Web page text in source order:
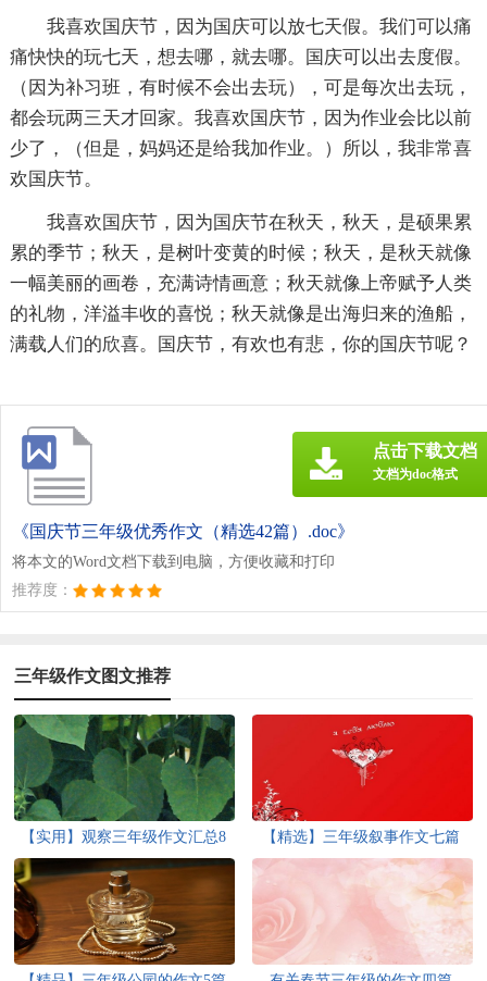
我喜欢国庆节，因为国庆可以放七天假。我们可以痛
痛快快的玩七天，想去哪，就去哪。国庆可以出去度假。
（因为补习班，有时候不会出去玩），可是每次出去玩，
都会玩两三天才回家。我喜欢国庆节，因为作业会比以前
少了，（但是，妈妈还是给我加作业。）所以，我非常喜
欢国庆节。
我喜欢国庆节，因为国庆节在秋天，秋天，是硕果累
累的季节；秋天，是树叶变黄的时候；秋天，是秋天就像
一幅美丽的画卷，充满诗情画意；秋天就像上帝赋予人类
的礼物，洋溢丰收的喜悦；秋天就像是出海归来的渔船，
满载人们的欣喜。国庆节，有欢也有悲，你的国庆节呢？
《国庆节三年级优秀作文（精选42篇）.doc》
将本文的Word文档下载到电脑，方便收藏和打印
推荐度：
点击下载文档
文档为doc格式
三年级作文图文推荐
【实用】观察三年级作文汇总8
篇
【精选】三年级叙事作文七篇